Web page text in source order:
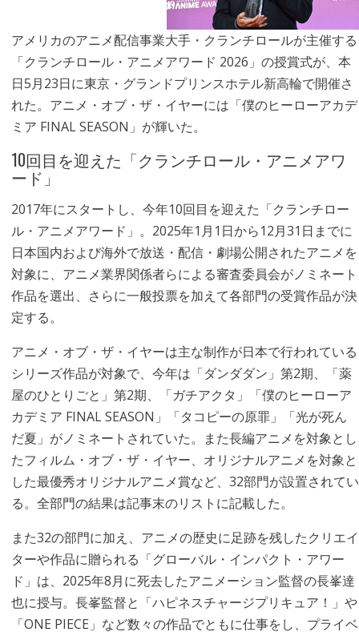
アメリカのアニメ配信事業大手・クランチロールが主催する
「クランチロール・アニメアワード 2026」の授賞式が、本
日5月23日に東京・グランドプリンスホテル新高輪で開催さ
れた。アニメ・オブ・ザ・イヤーには「僕のヒーローアカデ
ミア FINAL SEASON」が輝いた。
10回目を迎えた「クランチロール・アニメアワ
ード」
2017年にスタートし、今年10回目を迎えた「クランチロー
ル・アニメアワード」。2025年1月1日から12月31日までに
日本国内および海外で放送・配信・劇場公開されたアニメを
対象に、アニメ業界関係者らによる審査委員会がノミネート
作品を選出、さらに一般投票を加えて各部門の受賞作品が決
定する。
アニメ・オブ・ザ・イヤーは主な制作が日本で行われている
シリーズ作品が対象で、今年は「ダンダダン」第2期、「薬
屋のひとりごと」第2期、「ガチアクタ」「僕のヒーローア
カデミア FINAL SEASON」「タコピーの原罪」「光が死ん
だ夏」がノミネートされていた。また長編アニメを対象とし
たフィルム・オブ・ザ・イヤー、オリジナルアニメを対象と
した最優秀オリジナルアニメ賞など、32部門が設置されてい
る。全部門の結果は記事末のリストに記載した。
また32の部門に加え、アニメの歴史に足跡を残したクリエイ
ターや作品に贈られる「グローバル・インパクト・アワー
ド」は、2025年8月に死去したアニメーション監督の長峯達
也に授与。長峯監督と「ハピネスチャージプリキュア！」や
「ONE PIECE」など数々の作品でともに仕事をし、プライベ